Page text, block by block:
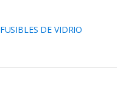
FUSIBLES DE VIDRIO